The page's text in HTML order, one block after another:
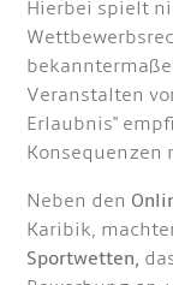
Hierbei spielt
Veranstalten
Erlaubnis"
Konsequenzen
Neben den
Karibik,
Sportwetten,